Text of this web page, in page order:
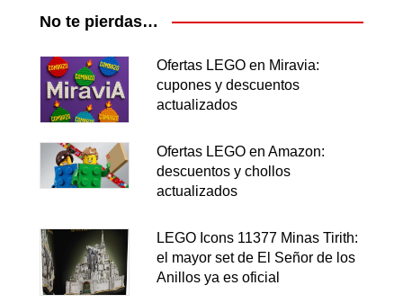
No te pierdas…
Ofertas LEGO en Miravia:
cupones y descuentos
actualizados
Ofertas LEGO en Amazon:
descuentos y chollos
actualizados
LEGO Icons 11377 Minas Tirith:
el mayor set de El Señor de los
Anillos ya es oficial